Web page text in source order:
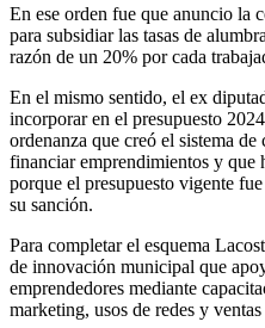
En ese orden fue que anuncio la
para subsidiar las tasas de
razón de un 20% por cada
En el mismo sentido, el ex
incorporar en el presupuesto
ordenanza que creó el sistema
financiar emprendimientos y que
porque el presupuesto vigente
su sanción.
Para completar el esquema
de innovación municipal que
emprendedores mediante
marketing, usos de redes y